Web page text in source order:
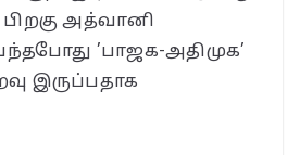
அத்வானி
’பாஜக-அதிமுக’
இருப்பதாக